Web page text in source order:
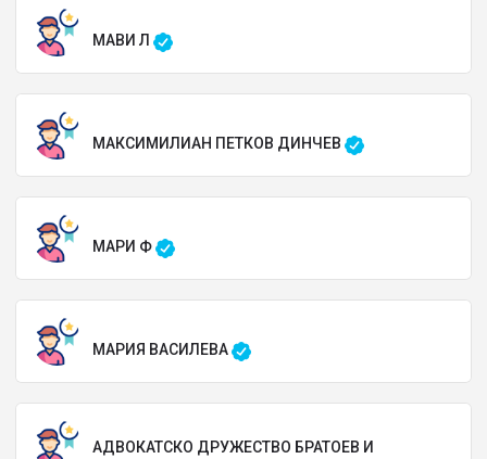
МАВИ Л
МАКСИМИЛИАН ПЕТКОВ ДИНЧЕВ
МАРИ Ф
МАРИЯ ВАСИЛЕВА
АДВОКАТСКО ДРУЖЕСТВО БРАТОЕВ И